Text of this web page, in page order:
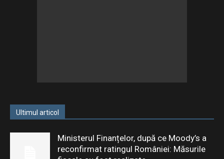
Ultimul articol
Ministerul Finanțelor, după ce Moody’s a
reconfirmat ratingul României: Măsurile